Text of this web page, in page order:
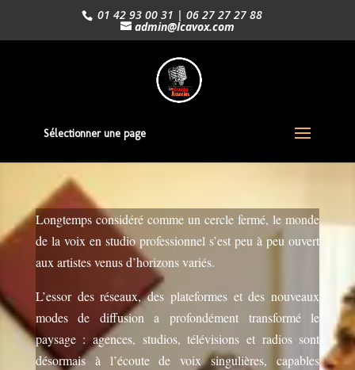
01 42 93 00 31 | 06 27 27 27 88
admin@lcavox.com
Sélectionner une page
Longtemps considéré comme un cercle fermé, le monde
de la voix en studio professionnel s’est peu à peu ouvert
aux artistes venus d’horizons variés.
L’essor des réseaux, des plateformes et des nouveaux
modes de diffusion a profondément transformé le
paysage : agences, studios, télévisions et radios sont
désormais à l’écoute de voix singulières, capables